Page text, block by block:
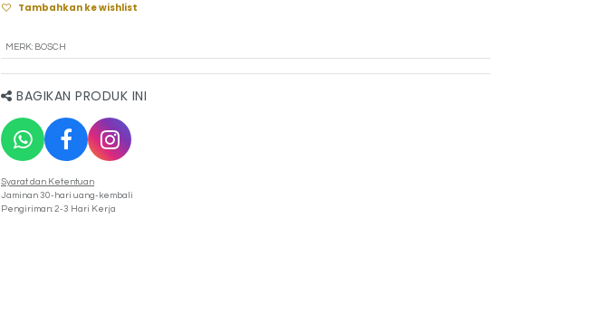
Tambahkan ke wishlist
MERK: BOSCH
BAGIKAN PRODUK INI
Syarat dan Ketentuan
Jaminan 30-hari uang-kembali
Pengiriman: 2-3 Hari Kerja